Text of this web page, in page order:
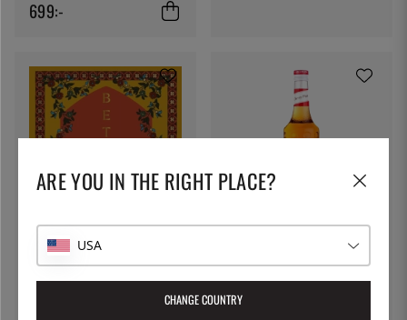
699:-
HARDIE GRANT
Monin Cherry Plum Syrup 70
cl
150:-
ARE YOU IN THE RIGHT PLACE?
USA
CHANGE COUNTRY